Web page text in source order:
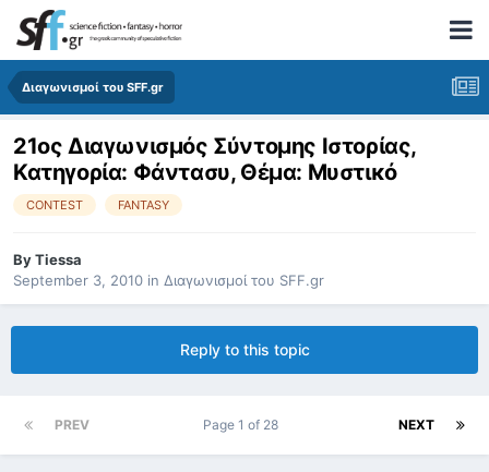
Διαγωνισμοί του SFF.gr
21ος Διαγωνισμός Σύντομης Ιστορίας,
Κατηγορία: Φάντασυ, Θέμα: Μυστικό
CONTEST FANTASY
ByTiessa
September 3, 2010 in Διαγωνισμοί του SFF.gr
Reply to this topic
PREV NEXT
Page 1 of 28